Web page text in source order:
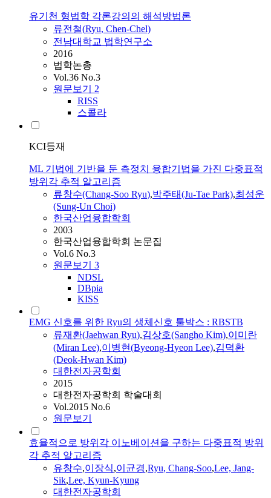
유기천 형법학 각론강의의 해석방법론
류전철(Ryu, Chen-Chel)
전남대학교 법학연구소
2016
법학논총
Vol.36 No.3
원문보기 2
RISS
스콜라
KCI등재
ML 기법에 기반을 둔 측정치 융합기법을 가진 다중표적
방위각 추적 알고리즘
류창수(Chang-Soo Ryu),박주태(Ju-Tae Park),최성운
(Sung-Un Choi)
한국산업융합학회
2003
한국산업융합학회 논문집
Vol.6 No.3
원문보기 3
NDSL
DBpia
KISS
EMG 신호를 위한 Ryu의 생체신호 툴박스 : RBSTB
류재환(Jaehwan Ryu),김상호(Sangho Kim),이미란
(Miran Lee),이병현(Byeong-Hyeon Lee),김덕환
(Deok-Hwan Kim)
대한전자공학회
2015
대한전자공학회 학술대회
Vol.2015 No.6
원문보기
효율적으로 방위각 이노베이션을 구하는 다중표적 방위
각 추적 알고리즘
유창수,이장식,이균경,Ryu, Chang-Soo,Lee, Jang-
Sik,Lee, Kyun-Kyung
대한전자공학회